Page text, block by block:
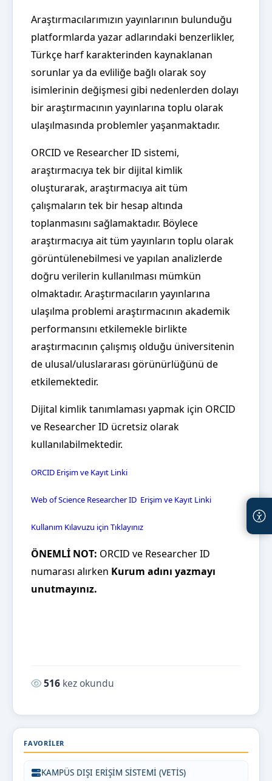
Araştırmacılarımızın yayınlarının bulunduğu
platformlarda yazar adlarındaki benzerlikler,
Türkçe harf karakterinden kaynaklanan
sorunlar ya da evliliğe bağlı olarak soy
isimlerinin değişmesi gibi nedenlerden dolayı
bir araştırmacının yayınlarına toplu olarak
ulaşılmasında problemler yaşanmaktadır.
ORCID ve Researcher ID sistemi,
araştırmacıya tek bir dijital kimlik
oluşturarak, araştırmacıya ait tüm
çalışmaların tek bir hesap altında
toplanmasını sağlamaktadır. Böylece
araştırmacıya ait tüm yayınların toplu olarak
görüntülenebilmesi ve yapılan analizlerde
doğru verilerin kullanılması mümkün
olmaktadır. Araştırmacıların yayınlarına
ulaşılma problemi araştırmacının akademik
performansını etkilemekle birlikte
araştırmacının çalışmış olduğu üniversitenin
de ulusal/uluslararası görünürlüğünü de
etkilemektedir.
Dijital kimlik tanımlaması yapmak için ORCID
ve Researcher ID ücretsiz olarak
kullanılabilmektedir.
ORCID Erişim ve Kayıt Linki
Web of Science Researcher ID Erişim ve Kayıt Linki
Kullanım Kılavuzu için Tıklayınız
ÖNEMLİ NOT: ORCID ve Researcher ID
numarası alırken Kurum adını yazmayı
unutmayınız.
Okunma sayısı:
516 kez okundu
FAVORILER
KAMPÜS DIŞI ERİŞİM SİSTEMİ (VETİS)